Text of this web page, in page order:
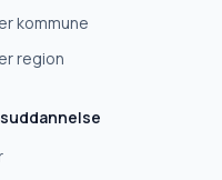
kommune
region